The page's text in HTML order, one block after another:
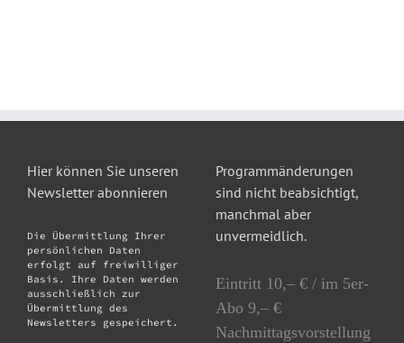
Hier können Sie unseren
Newsletter abonnieren
Die Übermittlung Ihrer
persönlichen Daten
erfolgt auf freiwilliger
Basis. Ihre Daten werden
ausschließlich zur
Übermittlung des
Newsletters gespeichert.
Programmänderungen
sind nicht beabsichtigt,
manchmal aber
unvermeidlich.
Eintritt 10,– € / im 5er-
Abo 9,– €
Nachmittagsvorstellung